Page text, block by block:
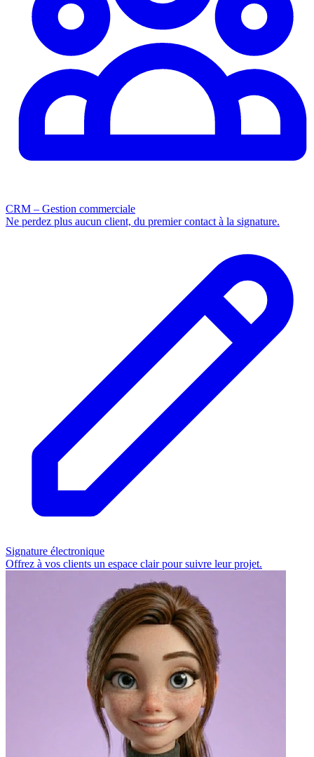
CRM – Gestion commerciale
Ne perdez plus aucun client, du premier contact à la signature.
Signature électronique
Offrez à vos clients un espace clair pour suivre leur projet.